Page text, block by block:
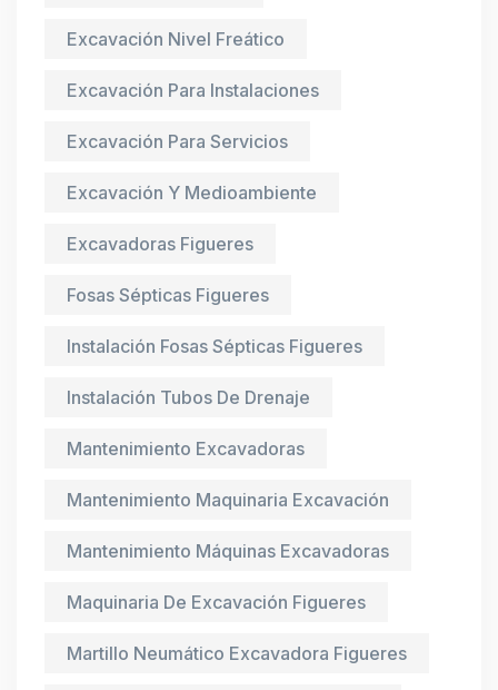
Excavación Nivel Freático
Excavación Para Instalaciones
Excavación Para Servicios
Excavación Y Medioambiente
Excavadoras Figueres
Fosas Sépticas Figueres
Instalación Fosas Sépticas Figueres
Instalación Tubos De Drenaje
Mantenimiento Excavadoras
Mantenimiento Maquinaria Excavación
Mantenimiento Máquinas Excavadoras
Maquinaria De Excavación Figueres
Martillo Neumático Excavadora Figueres